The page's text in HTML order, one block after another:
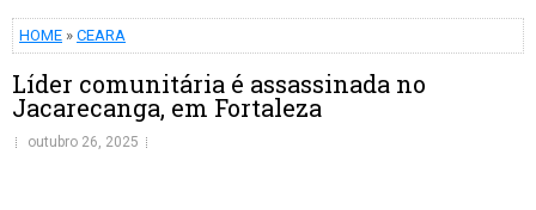
HOME » CEARA
Líder comunitária é assassinada no
Jacarecanga, em Fortaleza
outubro 26, 2025